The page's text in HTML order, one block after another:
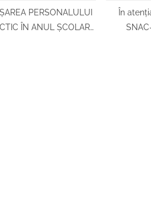
PERSONALULUI
ÎN ANUL ȘCOLAR
În